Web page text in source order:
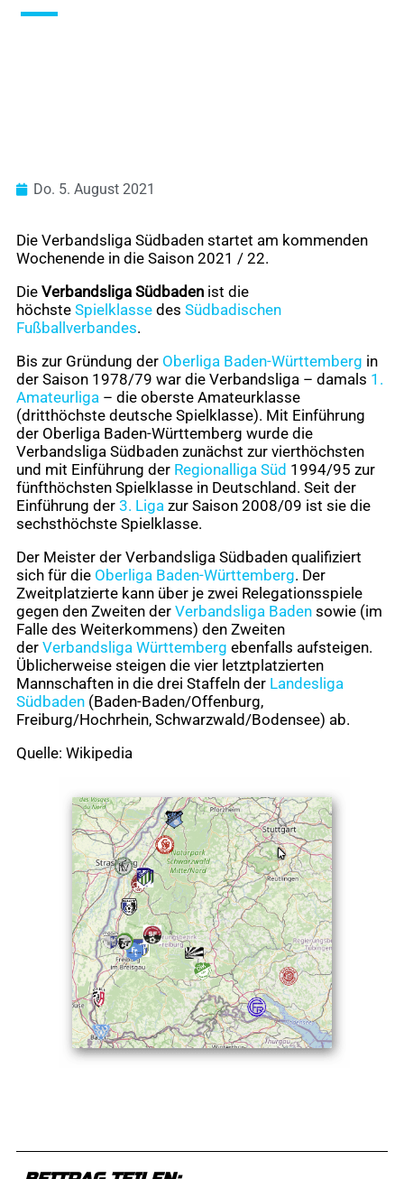
Do. 5. August 2021
Die Verbandsliga Südbaden startet am kommenden
Wochenende in die Saison 2021 / 22.
Die Verbandsliga Südbaden ist die
höchste Spielklasse des Südbadischen
Fußballverbandes.
Bis zur Gründung der Oberliga Baden-Württemberg in
der Saison 1978/79 war die Verbandsliga – damals 1.
Amateurliga – die oberste Amateurklasse
(dritthöchste deutsche Spielklasse). Mit Einführung
der Oberliga Baden-Württemberg wurde die
Verbandsliga Südbaden zunächst zur vierthöchsten
und mit Einführung der Regionalliga Süd 1994/95 zur
fünfthöchsten Spielklasse in Deutschland. Seit der
Einführung der 3. Liga zur Saison 2008/09 ist sie die
sechsthöchste Spielklasse.
Der Meister der Verbandsliga Südbaden qualifiziert
sich für die Oberliga Baden-Württemberg. Der
Zweitplatzierte kann über je zwei Relegationsspiele
gegen den Zweiten der Verbandsliga Baden sowie (im
Falle des Weiterkommens) den Zweiten
der Verbandsliga Württemberg ebenfalls aufsteigen.
Üblicherweise steigen die vier letztplatzierten
Mannschaften in die drei Staffeln der Landesliga
Südbaden (Baden-Baden/Offenburg,
Freiburg/Hochrhein, Schwarzwald/Bodensee) ab.
Quelle: Wikipedia